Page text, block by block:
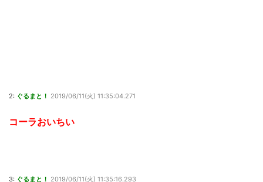
2: ぐるまと！ 2019/06/11(火) 11:35:04.271
コーラおいちい
3: ぐるまと！ 2019/06/11(火) 11:35:16.293